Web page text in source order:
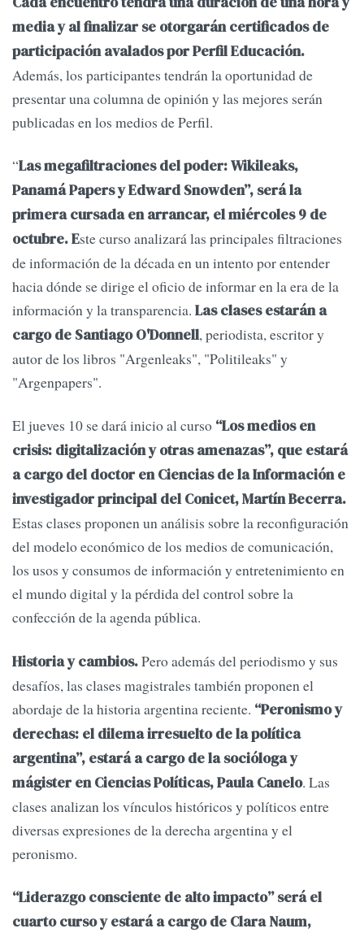
media y al finalizar se otorgarán certificados de
participación avalados por Perfil Educación.
Además, los participantes tendrán la oportunidad de
presentar una columna de opinión y las mejores serán
publicadas en los medios de Perfil.
“Las megafiltraciones del poder: Wikileaks,
Panamá Papers y Edward Snowden”, será la
primera cursada en arrancar, el miércoles 9 de
octubre. Este curso analizará las principales filtraciones
de información de la década en un intento por entender
hacia dónde se dirige el oficio de informar en la era de la
información y la transparencia. Las clases estarán a
cargo de Santiago O'Donnell, periodista, escritor y
autor de los libros "Argenleaks", "Politileaks" y
"Argenpapers".
El jueves 10 se dará inicio al curso “Los medios en
crisis: digitalización y otras amenazas”, que estará
a cargo del doctor en Ciencias de la Información e
investigador principal del Conicet, Martín Becerra.
Estas clases proponen un análisis sobre la reconfiguración
del modelo económico de los medios de comunicación,
los usos y consumos de información y entretenimiento en
el mundo digital y la pérdida del control sobre la
confección de la agenda pública.
Historia y cambios.Pero además del periodismo y sus
desafíos, las clases magistrales también proponen el
abordaje de la historia argentina reciente. “Peronismo y
derechas: el dilema irresuelto de la política
argentina”, estará a cargo de la socióloga y
mágister en Ciencias Políticas, Paula Canelo. Las
clases analizan los vínculos históricos y políticos entre
diversas expresiones de la derecha argentina y el
peronismo.
“Liderazgo consciente de alto impacto” será el
cuarto curso y estará a cargo de Clara Naum,